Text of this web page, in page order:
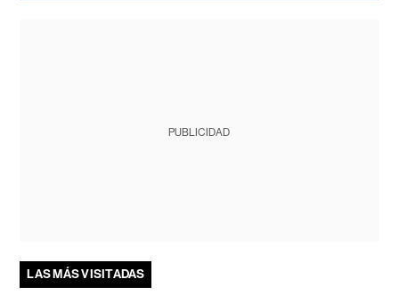
PUBLICIDAD
LAS MÁS VISITADAS